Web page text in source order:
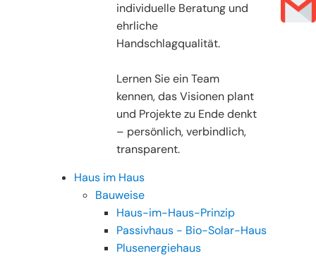
individuelle Beratung und
ehrliche
Handschlagqualität.
Lernen Sie ein Team
kennen, das Visionen plant
und Projekte zu Ende denkt
– persönlich, verbindlich,
transparent.
Haus im Haus
Bauweise
Haus-im-Haus-Prinzip
Passivhaus - Bio-Solar-Haus
Plusenergiehaus